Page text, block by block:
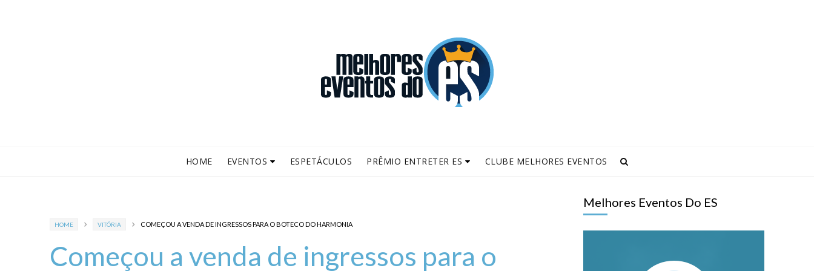
HOME EVENTOS ESPETÁCULOS PRÊMIO ENTRETER ES CLUBE MELHORES EVENTOS
HOME VITÓRIA COMEÇOU A VENDA DE INGRESSOS PARA O BOTECO DO HARMONIA
Começou a venda de ingressos para o
Melhores Eventos Do ES